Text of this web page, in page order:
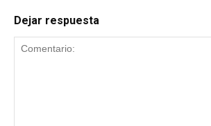
Dejar respuesta